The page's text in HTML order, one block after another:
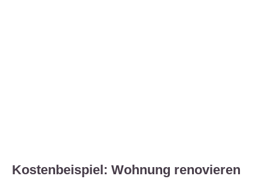
Kostenbeispiel: Wohnung renovieren